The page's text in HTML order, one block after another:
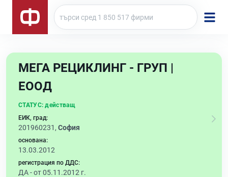
МЕГА РЕЦИКЛИНГ - ГРУП |
ЕООД
СТАТУС: действащ
ЕИК, град:
201960231, София
основана:
13.03.2012
регистрация по ДДС:
ДА - от 05.11.2012 г.